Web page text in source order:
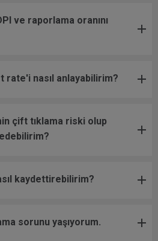
ve raporlama oranını
rate'i nasıl anlayabilirim?
çift tıklama riski olup
edebilirim?
kaydettirebilirim?
sorunu yaşıyorum.